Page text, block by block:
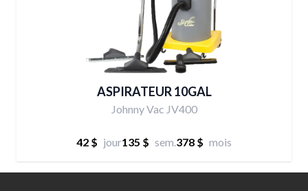
ASPIRATEUR 10GAL
Johnny Vac JV400
42 $ jour135 $ sem.378 $ mois